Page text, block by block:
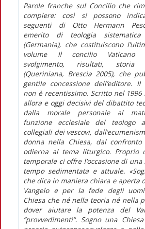
Parole franche sul Concilio che
compiere: così si possono
seguenti di Otto Hermann
emerito di teologia
(Germania), che costituiscono
volume Il concilio Vaticano
svolgimento, risultati, storia
(Queriniana, Brescia 2005), che
gentile concessione dell’editore.
non è recentissimo. Scritto nel
allora e oggi decisivi del dibattito
dalla morale personale al
funzione ecclesiale del teologo
collegiali dei vescovi,
donna nella Chiesa, dal
odierna al tema liturgico. Proprio
temporale ci offre l’occasione di
tempo sedimentata e attuale.
che dica in maniera chiara e aperta
Vangelo e per la fede degli
Chiesa che né nella teoria né nella
dover aiutare la potenza del
“provvedimenti”. Sogno una